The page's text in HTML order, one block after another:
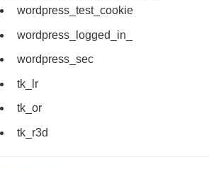
wordpress_test_cookie
wordpress_logged_in_
wordpress_sec
tk_lr
tk_or
tk_r3d